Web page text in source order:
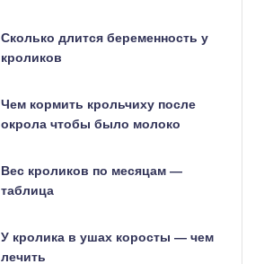
Сколько длится беременность у
кроликов
Чем кормить крольчиху после
окрола чтобы было молоко
Вес кроликов по месяцам —
таблица
У кролика в ушах коросты — чем
лечить